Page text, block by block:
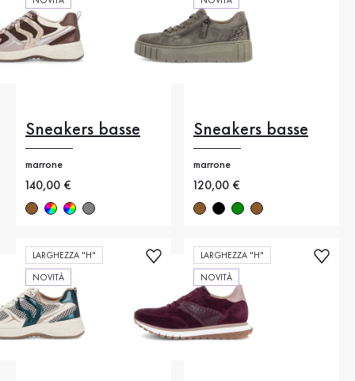
Sneakers basse
marrone
Nuovo prezzo
140,00 €
Sneakers basse
marrone
Nuovo prezzo
120,00 €
LARGHEZZA "H"
NOVITÀ
LARGHEZZA "H"
NOVITÀ